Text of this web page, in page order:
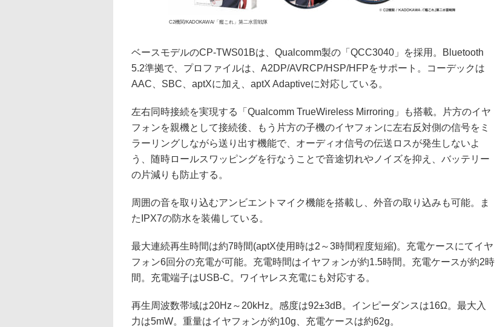
C2機関/KADOKAWA/「艦これ」第二水雷戦隊
ベースモデルのCP-TWS01Bは、Qualcomm製の「QCC3040」を採用。Bluetooth
5.2準拠で、プロファイルは、A2DP/AVRCP/HSP/HFPをサポート。コーデックは
AAC、SBC、aptXに加え、aptX Adaptiveに対応している。
左右同時接続を実現する「Qualcomm TrueWireless Mirroring」も搭載。片方のイヤ
フォンを親機として接続後、もう片方の子機のイヤフォンに左右反対側の信号をミ
ラーリングしながら送り出す機能で、オーディオ信号の伝送ロスが発生しないよ
う、随時ロールスワッピングを行なうことで音途切れやノイズを抑え、バッテリー
の片減りも防止する。
周囲の音を取り込むアンビエントマイク機能を搭載し、外音の取り込みも可能。ま
たIPX7の防水を装備している。
最大連続再生時間は約7時間(aptX使用時は2～3時間程度短縮)。充電ケースにてイヤ
フォン6回分の充電が可能。充電時間はイヤフォンが約1.5時間。充電ケースが約2時
間。充電端子はUSB-C。ワイヤレス充電にも対応する。
再生周波数帯域は20Hz～20kHz。感度は92±3dB。インピーダンスは16Ω。最大入
力は5mW。重量はイヤフォンが約10g、充電ケースは約62g。